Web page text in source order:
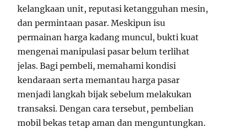
kelangkaan unit, reputasi ketangguhan mesin,
dan permintaan pasar. Meskipun isu
permainan harga kadang muncul, bukti kuat
mengenai manipulasi pasar belum terlihat
jelas. Bagi pembeli, memahami kondisi
kendaraan serta memantau harga pasar
menjadi langkah bijak sebelum melakukan
transaksi. Dengan cara tersebut, pembelian
mobil bekas tetap aman dan menguntungkan.